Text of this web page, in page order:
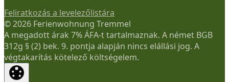
Feliratkozás a levelezőlistára
© 2026 Ferienwohnung Tremmel
A megadott árak 7% ÁFA-t tartalmaznak. A német BGB
312g § (2) bek. 9. pontja alapján nincs elállási jog. A
végtakarítás kötelező költségelem.